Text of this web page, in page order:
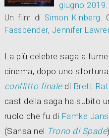
giugno 2019.
Un film di Simon Kinberg.
Fassbender, Jennifer
La più celebre saga a
cinema, dopo uno
conflitto finaledi Brett
cast della saga ha subito
ruolo che fu di Famke
(Sansa nel Trono di Spade